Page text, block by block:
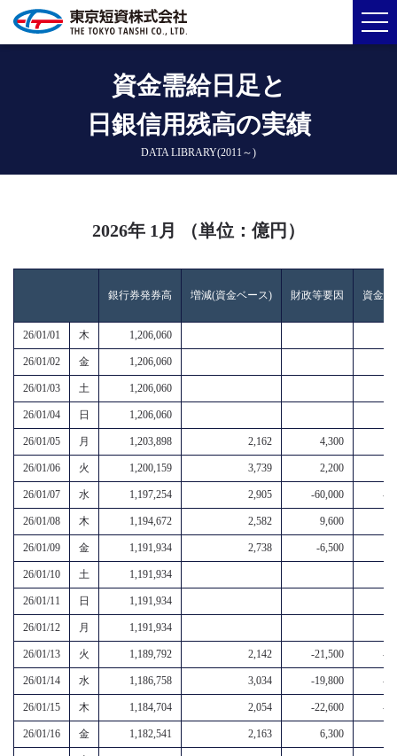
資金需給日足と
日銀信用残高の実績
DATA LIBRARY(2011～)
2026年 1月 （単位：億円）
銀行券発券高 増減(資金ベース) 財政等要因 資金過
26/01/01 木 1,206,060
26/01/02 金 1,206,060
26/01/03 土 1,206,060
26/01/04 日 1,206,060
26/01/05 月 1,203,898 2,162 4,300
26/01/06 火 1,200,159 3,739 2,200
26/01/07 水 1,197,254 2,905 -60,000 -
26/01/08 木 1,194,672 2,582 9,600
26/01/09 金 1,191,934 2,738 -6,500
26/01/10 土 1,191,934
26/01/11 日 1,191,934
26/01/12 月 1,191,934
26/01/13 火 1,189,792 2,142 -21,500 -
26/01/14 水 1,186,758 3,034 -19,800 -
26/01/15 木 1,184,704 2,054 -22,600 -
26/01/16 金 1,182,541 2,163 6,300